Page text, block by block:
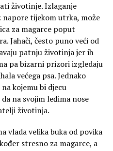
životinje. Izlaganje
tijekom utrka, može
za magarce poput
Jahači, često puno veći od
patnju životinja jer ih
pa bizarni prizori izgledaju
većega psa. Jednako
kojemu bi djecu
na svojim leđima nose
životinja.
vlada velika buka od povika
stresno za magarce, a